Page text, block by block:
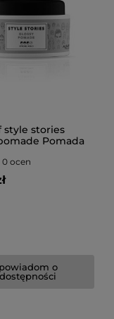
style stories
Pomada
0 ocen
powiadom o
dostępności